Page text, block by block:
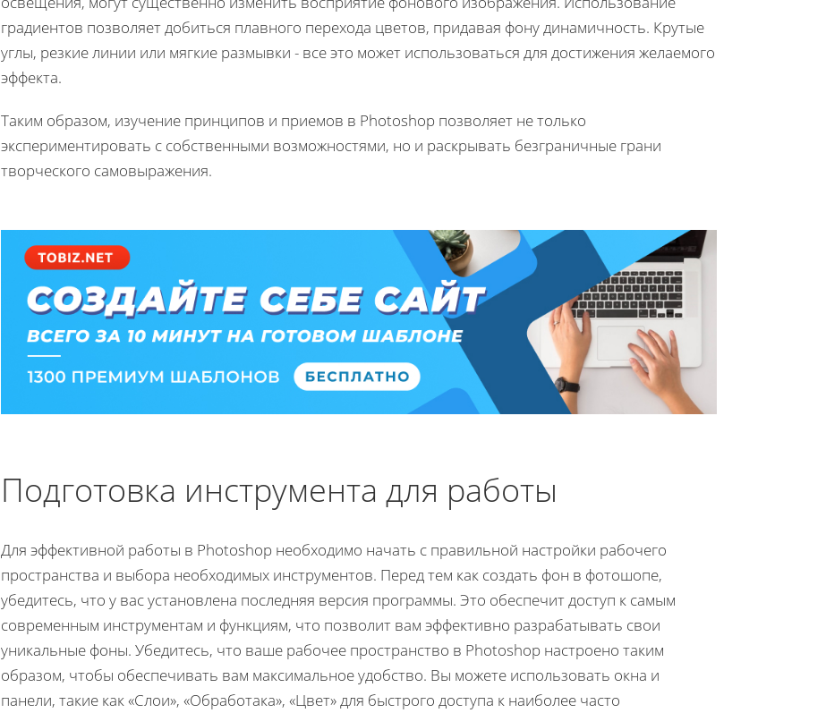
градиентов позволяет добиться плавного перехода цветов, придавая фону динамичность. Крутые
углы, резкие линии или мягкие размывки - все это может использоваться для достижения желаемого
эффекта.
Таким образом, изучение принципов и приемов в Photoshop позволяет не только
экспериментировать с собственными возможностями, но и раскрывать безграничные грани
творческого самовыражения.
Подготовка инструмента для работы
Для эффективной работы в Photoshop необходимо начать с правильной настройки рабочего
пространства и выбора необходимых инструментов. Перед тем как создать фон в фотошопе,
убедитесь, что у вас установлена последняя версия программы. Это обеспечит доступ к самым
современным инструментам и функциям, что позволит вам эффективно разрабатывать свои
уникальные фоны. Убедитесь, что ваше рабочее пространство в Photoshop настроено таким
образом, чтобы обеспечивать вам максимальное удобство. Вы можете использовать окна и
панели, такие как «Слои», «Обработака», «Цвет» для быстрого доступа к наиболее часто